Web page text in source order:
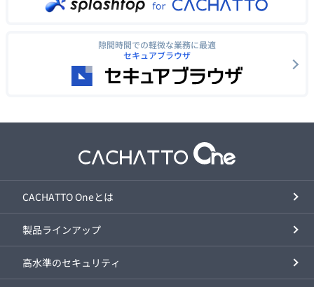
隙間時間での軽微な業務に最適
セキュアブラウザ
CACHATTO Oneとは
製品ラインアップ
高水準のセキュリティ